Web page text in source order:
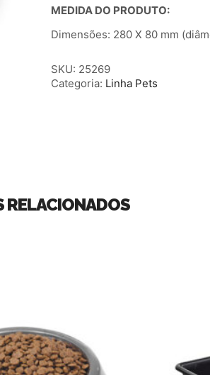
MEDIDA DO PRODUTO:
Dimensões: 280 X 80 mm
SKU: 25269
Categoria: Linha Pets
RELACIONADOS